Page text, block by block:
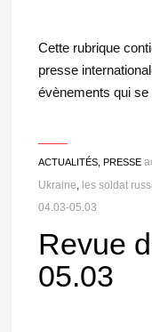
Cette rubrique
presse
évènements qui se
ACTUALITÉS, PRESSE
Ukraine
les soldat
04.03-05.03
Revue
05.03